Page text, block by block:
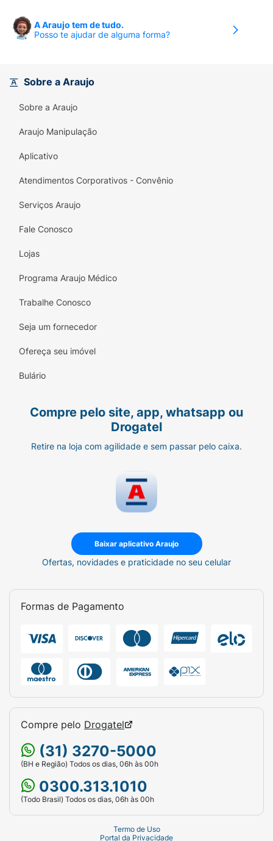
A Araujo tem de tudo.
Posso te ajudar de alguma forma?
Sobre a Araujo
Sobre a Araujo
Araujo Manipulação
Aplicativo
Atendimentos Corporativos - Convênio
Serviços Araujo
Fale Conosco
Lojas
Programa Araujo Médico
Trabalhe Conosco
Seja um fornecedor
Ofereça seu imóvel
Bulário
Compre pelo site, app, whatsapp ou
Drogatel
Retire na loja com agilidade e sem passar pelo caixa.
Baixar aplicativo Araujo
Ofertas, novidades e praticidade no seu celular
Formas de Pagamento
Compre pelo Drogatel
(31) 3270-5000
(BH e Região) Todos os dias, 06h às 00h
0300.313.1010
(Todo Brasil) Todos os dias, 06h às 00h
Termo de Uso
Portal da Privacidade